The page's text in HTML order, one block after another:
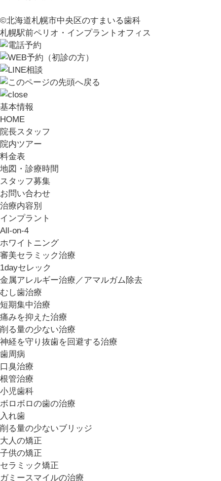
©北海道札幌市中央区のすまいる歯科
札幌駅前ペリオ・インプラントオフィス
基本情報
HOME
院長スタッフ
院内ツアー
料金表
地図・診療時間
スタッフ募集
お問い合わせ
治療内容別
インプラント
All-on-4
ホワイトニング
審美セラミック治療
1dayセレック
金属アレルギー治療／アマルガム除去
むし歯治療
短期集中治療
痛みを抑えた治療
削る量の少ない治療
神経を守り抜歯を回避する治療
歯周病
口臭治療
根管治療
小児歯科
ボロボロの歯の治療
入れ歯
削る量の少ないブリッジ
大人の矯正
子供の矯正
セラミック矯正
ガミースマイルの治療